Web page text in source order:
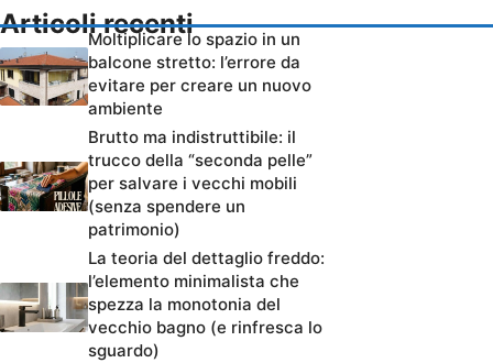
Articoli recenti
Moltiplicare lo spazio in un
balcone stretto: l’errore da
evitare per creare un nuovo
ambiente
Brutto ma indistruttibile: il
trucco della “seconda pelle”
per salvare i vecchi mobili
(senza spendere un
patrimonio)
La teoria del dettaglio freddo:
l’elemento minimalista che
spezza la monotonia del
vecchio bagno (e rinfresca lo
sguardo)